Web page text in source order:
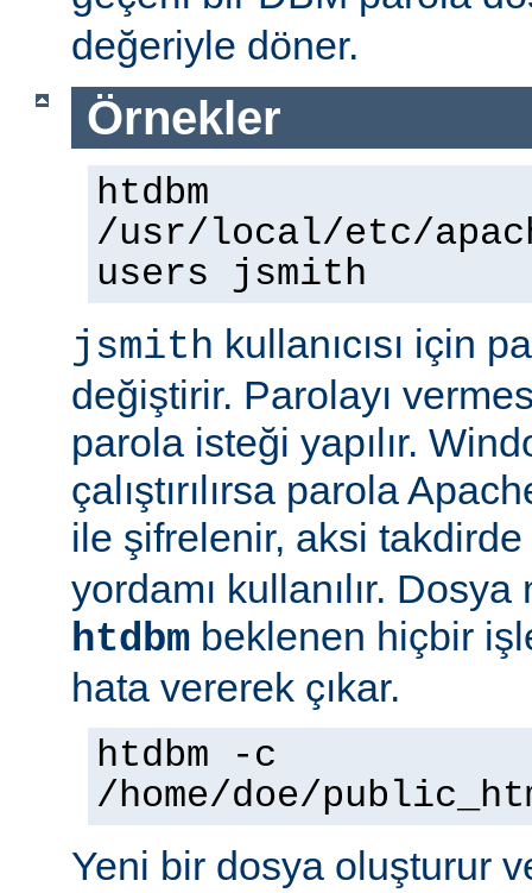
değeriyle döner.
Örnekler
htdbm
/usr/local/etc/
users jsmith
jsmith kullanıcısı için
değiştirir. Parolayı
parola isteği yapılır.
çalıştırılırsa parola
ile şifrelenir, aksi
yordamı kullanılır.
htdbm beklenen hiçbir
hata vererek çıkar.
htdbm -c
/home/doe/
Yeni bir dosya oluşturur